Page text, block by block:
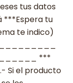
tus datos
***Espera tu
te indico)
***
Si el producto